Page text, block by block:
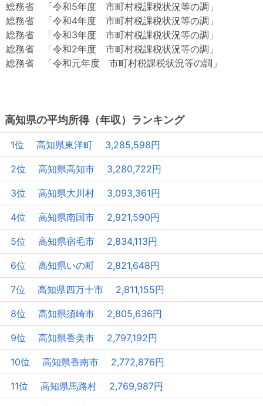
総務省 「令和5年度 市町村税課税状況等の調」
総務省 「令和4年度 市町村税課税状況等の調」
総務省 「令和3年度 市町村税課税状況等の調」
総務省 「令和2年度 市町村税課税状況等の調」
総務省 「令和元年度 市町村税課税状況等の調」
高知県の平均所得（年収）ランキング
1位 高知県東洋町 3,285,598円
2位 高知県高知市 3,280,722円
3位 高知県大川村 3,093,361円
4位 高知県南国市 2,921,590円
5位 高知県宿毛市 2,834,113円
6位 高知県いの町 2,821,648円
7位 高知県四万十市 2,811,155円
8位 高知県須崎市 2,805,636円
9位 高知県香美市 2,797,192円
10位 高知県香南市 2,772,876円
11位 高知県馬路村 2,769,987円